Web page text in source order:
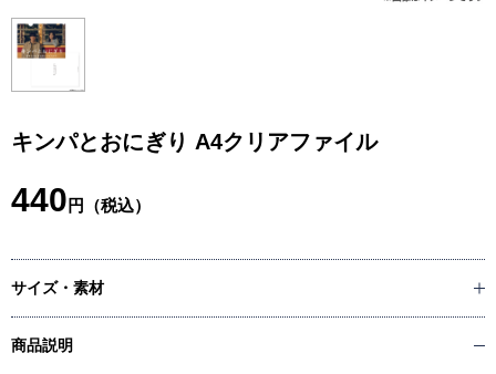
キンパとおにぎり A4クリアファイル
440 円（税込）
サイズ・素材
商品説明